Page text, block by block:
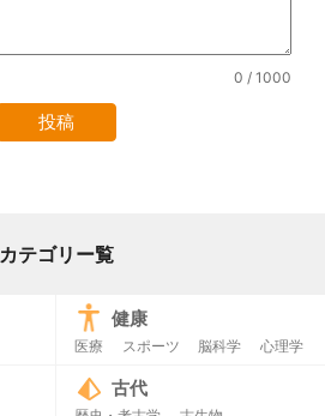
0 / 1000
カテゴリー覧
健康
医療 スポーツ 脳科学 心理学
古代